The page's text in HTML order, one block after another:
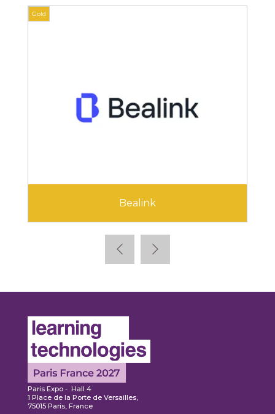
Gold
Cegid
Paris Expo - Hall 4
1 Place de la Porte de Versailles,
75015 Paris, France